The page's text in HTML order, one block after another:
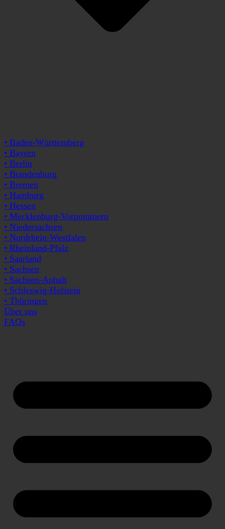
• Baden-Württemberg
• Bayern
• Berlin
• Brandenburg
• Bremen
• Hamburg
• Hessen
• Mecklenburg-Vorpommern
• Niedersachsen
• Nordrhein-Westfalen
• Rheinland-Pfalz
• Saarland
• Sachsen
• Sachsen-Anhalt
• Schleswig-Holstein
• Thüringen
Über uns
FAQs